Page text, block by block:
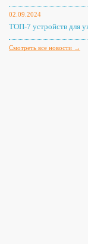
02.09.2024
ТОП-7 устройств для
Смотреть все новости →